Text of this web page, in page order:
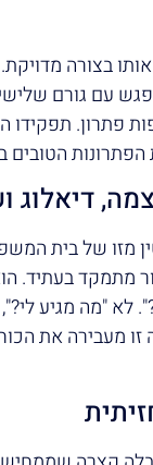
בצורה מדויקת.
עם גורם
פתרון.
הטובים
דיאלוג
מזו של בית
מתמקד בעתיד.
"מה מגיע
זו מעבירה את